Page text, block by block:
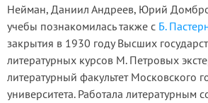
Нейман, Даниил Андреев, Юрий
учебы познакомилась также с Б.
закрытия в 1930 году Высших
литературных курсов М. Петровых
литературный факультет Московского
университета. Работала литературным